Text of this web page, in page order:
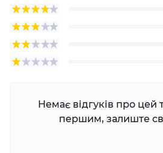
Немає відгуків про цей
першим, залиште